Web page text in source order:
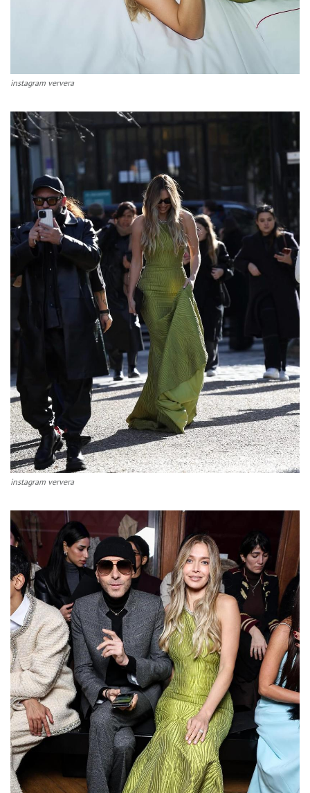
instagram ververa
instagram ververa